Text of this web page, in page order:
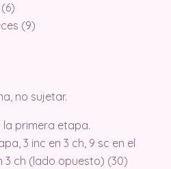
(9)
no sujetar.
la primera etapa.
3 inc en 3 ch, 9 sc en el
3 ch (lado opuesto) (30)